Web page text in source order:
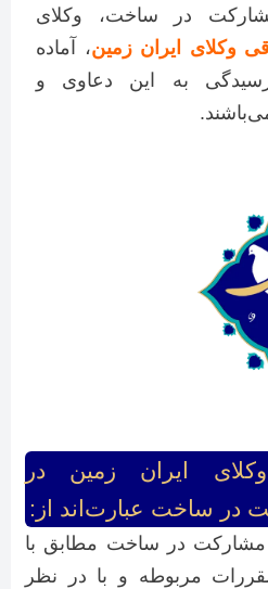
در ساخت، وکلای
وکلای ایران زمین، آماده
به این دعاوی و
ایران زمین در
در ساخت عبارت‌اند از:
مشارکت در ساخت مطابق با
مربوطه و با در نظر